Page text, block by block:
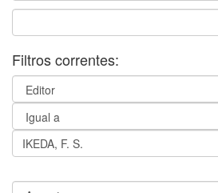
Filtros correntes: